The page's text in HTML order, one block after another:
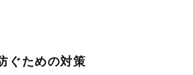
ぐための対策